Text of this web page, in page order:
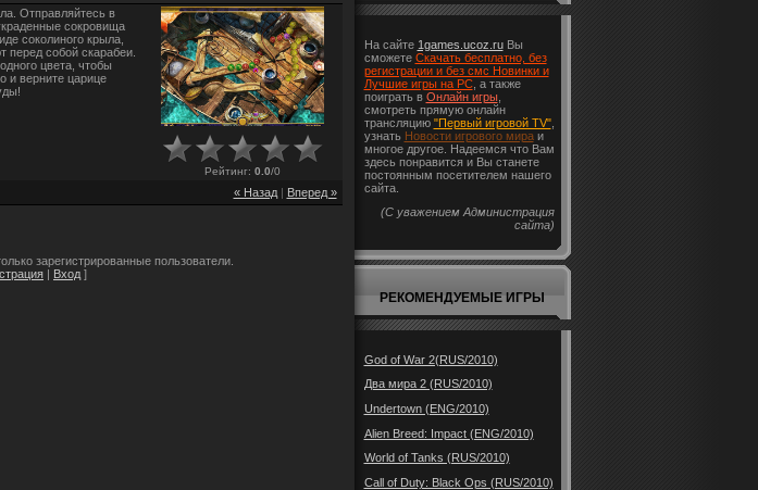
Отправляйтесь в
сокровища
соколиного крыла,
перед собой скарабеи.
цвета, чтобы
и верните царице
Рейтинг: 0.0/0
« Назад| Вперед »
зарегистрированные пользователи.
| Вход ]
На сайте 1games.ucoz.ruВы
сможете Скачать бесплатно, без
регистрации и без смс Новинки и
Лучшие игры на PC, а также
поиграть в Онлайн игры,
смотреть прямую онлайн
трансляцию "Первый игровой TV",
узнать Новости игрового мираи
многое другое. Надеемся что Вам
здесь понравится и Вы станете
постоянным посетителем нашего
сайта.
(С уважением Администрация
сайта)
РЕКОМЕНДУЕМЫЕ ИГРЫ
God of War 2(RUS/2010)
Два мира 2 (RUS/2010)
Undertown (ENG/2010)
Alien Breed: Impact (ENG/2010)
World of Tanks (RUS/2010)
Call of Duty: Black Ops (RUS/2010)